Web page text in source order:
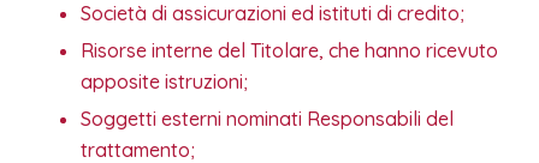
Società di assicurazioni ed istituti di credito;
Risorse interne del Titolare, che hanno ricevuto
apposite istruzioni;
Soggetti esterni nominati Responsabili del
trattamento;